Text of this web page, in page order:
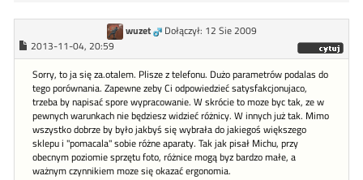
wuzet
Dołączył: 12 Sie 2009
2013-11-04, 20:59
Sorry, to ja się za.otalem. Plisze z telefonu. Dużo parametrów podalas do
tego porównania. Zapewne zeby Ci odpowiedzieć satysfakcjonujaco,
trzeba by napisać spore wypracowanie. W skrócie to moze byc tak, ze w
pewnych warunkach nie będziesz widzieć różnicy. W innych już tak. Mimo
wszystko dobrze by było jakbyś się wybrała do jakiegoś większego
sklepu i "pomacala" sobie różne aparaty. Tak jak pisał Michu, przy
obecnym poziomie sprzętu foto, różnice mogą byz bardzo małe, a
ważnym czynnikiem moze się okazać ergonomia.